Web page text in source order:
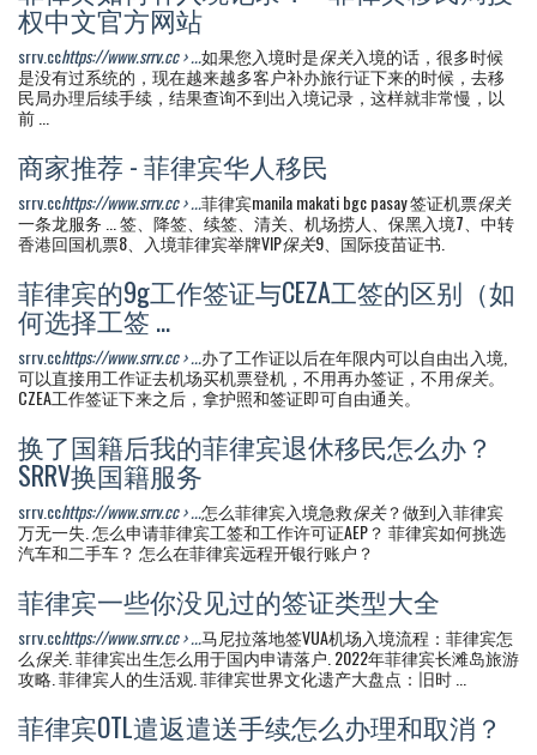
权中文官方网站
srrv.cchttps://www.srrv.cc › ...如果您入境时是保关入境的话，很多时候
是没有过系统的，现在越来越多客户补办旅行证下来的时候，去移
民局办理后续手续，结果查询不到出入境记录，这样就非常慢，以
前 ...
商家推荐 - 菲律宾华人移民
srrv.cchttps://www.srrv.cc › ...菲律宾manila makati bgc pasay 签证机票保关
一条龙服务 ... 签、降签、续签、清关、机场捞人、保黑入境7、中转
香港回国机票8、入境菲律宾举牌VIP保关9、国际疫苗证书.
菲律宾的9g工作签证与CEZA工签的区别（如
何选择工签 ...
srrv.cchttps://www.srrv.cc › ...办了工作证以后在年限内可以自由出入境,
可以直接用工作证去机场买机票登机，不用再办签证，不用保关。
CZEA工作签证下来之后，拿护照和签证即可自由通关。
换了国籍后我的菲律宾退休移民怎么办？
SRRV换国籍服务
srrv.cchttps://www.srrv.cc › ...怎么菲律宾入境急救保关？做到入菲律宾
万无一失. 怎么申请菲律宾工签和工作许可证AEP？ 菲律宾如何挑选
汽车和二手车？ 怎么在菲律宾远程开银行账户？
菲律宾一些你没见过的签证类型大全
srrv.cchttps://www.srrv.cc › ...马尼拉落地签VUA机场入境流程：菲律宾怎
么保关. 菲律宾出生怎么用于国内申请落户. 2022年菲律宾长滩岛旅游
攻略. 菲律宾人的生活观. 菲律宾世界文化遗产大盘点：旧时 ...
菲律宾OTL遣返遣送手续怎么办理和取消？